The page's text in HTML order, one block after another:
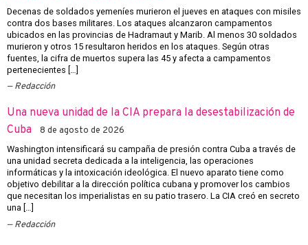
Decenas de soldados yemeníes murieron el jueves en ataques con misiles
contra dos bases militares. Los ataques alcanzaron campamentos
ubicados en las provincias de Hadramaut y Marib. Al menos 30 soldados
murieron y otros 15 resultaron heridos en los ataques. Según otras
fuentes, la cifra de muertos supera las 45 y afecta a campamentos
pertenecientes […]
Redacción
Una nueva unidad de la CIA prepara la desestabilización de
Cuba
8 de agosto de 2026
Washington intensificará su campaña de presión contra Cuba a través de
una unidad secreta dedicada a la inteligencia, las operaciones
informáticas y la intoxicación ideológica. El nuevo aparato tiene como
objetivo debilitar a la dirección política cubana y promover los cambios
que necesitan los imperialistas en su patio trasero. La CIA creó en secreto
una […]
Redacción